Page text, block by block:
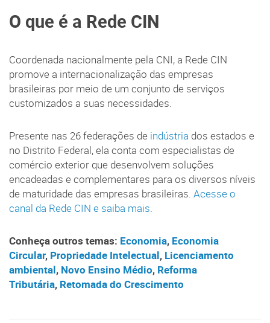
O que é a Rede CIN
Coordenada nacionalmente pela CNI, a Rede CIN
promove a internacionalização das empresas
brasileiras por meio de um conjunto de serviços
customizados a suas necessidades.
Presente nas 26 federações de indústria dos estados e
no Distrito Federal, ela conta com especialistas de
comércio exterior que desenvolvem soluções
encadeadas e complementares para os diversos níveis
de maturidade das empresas brasileiras. Acesse o
canal da Rede CIN e saiba mais.
Conheça outros temas: Economia, Economia
Circular, Propriedade Intelectual, Licenciamento
ambiental, Novo Ensino Médio, Reforma
Tributária, Retomada do Crescimento